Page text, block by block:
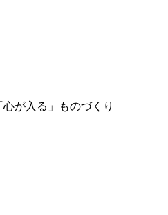
が入る」ものづくり